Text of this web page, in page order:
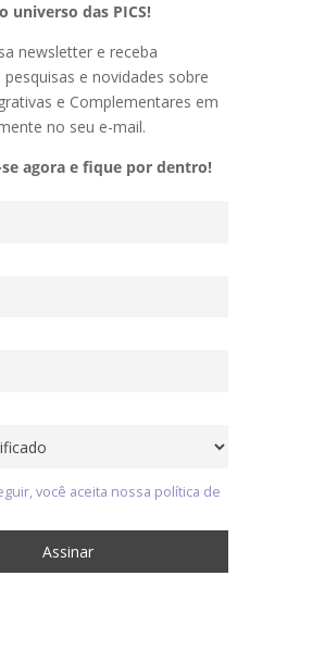
universo das PICS!
newsletter e receba
e novidades sobre
e Complementares em
no seu e-mail.
agora e fique por dentro!
você aceita nossa política de